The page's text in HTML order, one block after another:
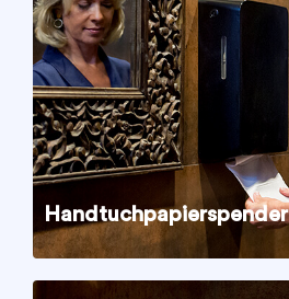
Handtuchpapierspender